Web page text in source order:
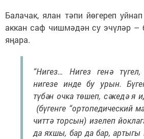
Балачак, ялан тәпи йөгереп
аккан саф чишмәдән су эчүләр
яңара.
“Нигез… Нигез генә
нигезе инде бу урын.
түбән очка төшеп, сәкедә я
(бүгенге “ортопедический
читтә торсын) изелеп
да яхшы, бар да бар, артыгы